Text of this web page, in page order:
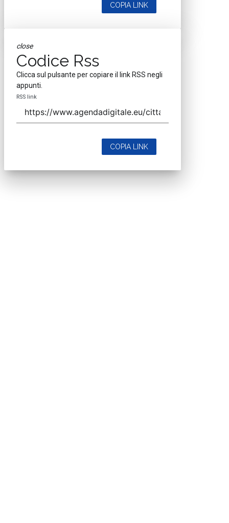
COPIA LINK
close
Codice Rss
Clicca sul pulsante per copiare il link RSS negli
appunti.
RSS link
COPIA LINK